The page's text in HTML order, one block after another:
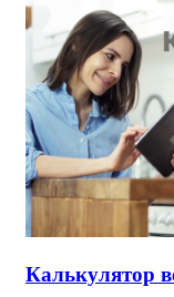
Калькулятор